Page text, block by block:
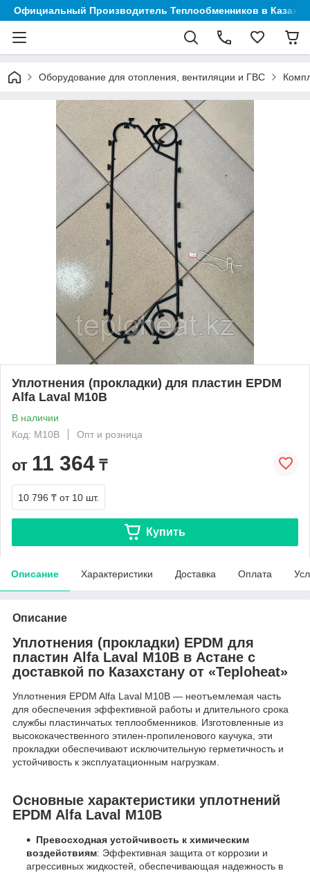
Официальный Производитель Теплообменников в
Оборудование для отопления, вентиляции и ГВС
Уплотнения (прокладки) для пластин EPDM
Alfa Laval M10B
В наличии
Код: М10В
Опт и розница
от 11 364 ₸
10 796 ₸ от 10 шт.
Купить
Описание Характеристики Доставка Оплата
Описание
Уплотнения (прокладки) EPDM для
пластин Alfa Laval М10В в Астане с
доставкой по Казахстану от «Teploheat»
Уплотнения EPDM Alfa Laval М10В — неотъемлемая часть
для обеспечения эффективной работы и длительного срока
службы пластинчатых теплообменников. Изготовленные из
высококачественного этилен-пропиленового каучука, эти
прокладки обеспечивают исключительную герметичность и
устойчивость к эксплуатационным нагрузкам.
Основные характеристики уплотнений
EPDM Alfa Laval М10В
Превосходная устойчивость к химическим
воздействиям: Эффективная защита от коррозии и
агрессивных жидкостей, обеспечивающая надежность в